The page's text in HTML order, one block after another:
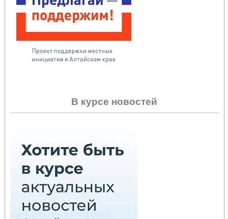
В курсе новостей